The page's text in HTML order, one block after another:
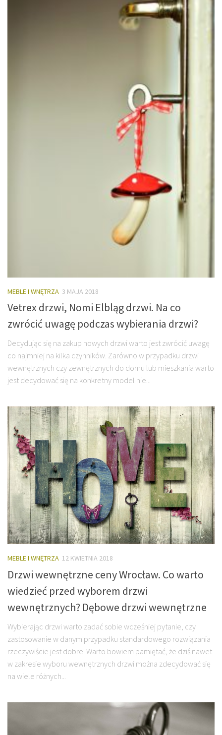
MEBLE I WNĘTRZA 3 MAJA 2018
Vetrex drzwi, Nomi Elbląg drzwi. Na co
zwrócić uwagę podczas wybierania drzwi?
Decydując się na zakup nowych drzwi warto jest zwrócić uwagę
co najmniej na kilka czynników. Zarówno w przypadku drzwi
wewnętrznych czy zewnętrznych do domu lub mieszkania warto
jest decydować się na konkretny model nie...
MEBLE I WNĘTRZA 12 KWIETNIA 2018
Drzwi wewnętrzne ceny Wrocław. Co warto
wiedzieć przed wyborem drzwi
wewnętrznych? Dębowe drzwi wewnętrzne
Wybierając drzwi warto zadać sobie wcześniej pytanie, czy
zastosowanie w danym przypadku standardowego rozwiązania
rzeczywiście jest dobre. Warto bowiem pamiętać, że dziś nawet
w zakresie wyboru wewnętrznych drzwi można zdecydować się
na wiele różnych...